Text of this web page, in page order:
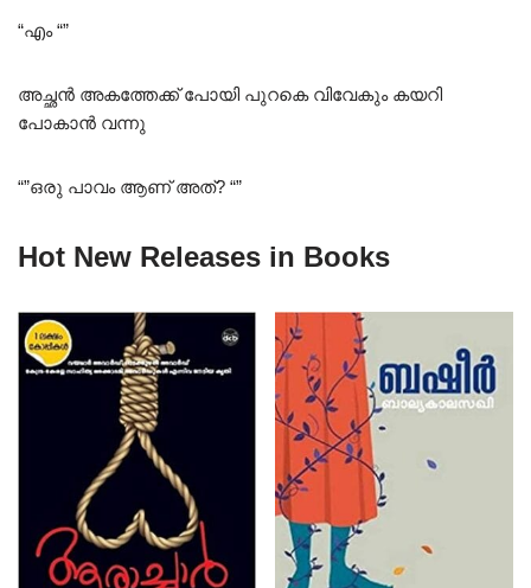
“എം “”
അച്ഛൻ അകത്തേക്ക് പോയി പുറകെ വിവേകും കയറി
പോകാൻ വന്നു
“”ഒരു പാവം ആണ് അത്? “”
Hot New Releases in Books